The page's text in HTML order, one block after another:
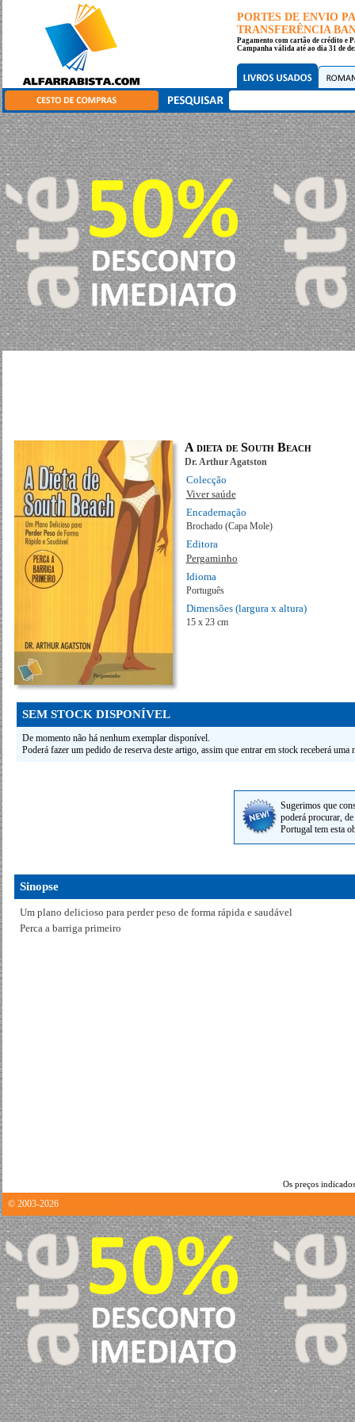
PORTES DE ENVIO
TRANSFERÊNCIA
Pagamento com cartão de crédito e
Campanha válida até ao dia 31 de
A dieta de South Beach
Dr. Arthur Agatston
Colecção
Viver saúde
Encadernação
Brochado (Capa Mole)
Editora
Pergaminho
Idioma
Português
Dimensões (largura x altura)
15 x 23 cm
SEM STOCK DISPONÍVEL
De momento não há nenhum exemplar disponível.
Poderá fazer um pedido de reserva deste artigo, assim que entrar em stock receberá
Sugerimos que
poderá procurar,
Portugal tem esta
Sinopse
Um plano delicioso para perder peso de forma rápida e saudável
Perca a barriga primeiro
Os preços
© 2003-2026